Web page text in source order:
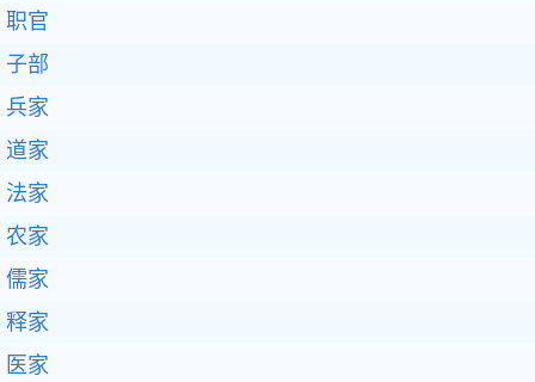
职官
子部
兵家
道家
法家
农家
儒家
释家
医家